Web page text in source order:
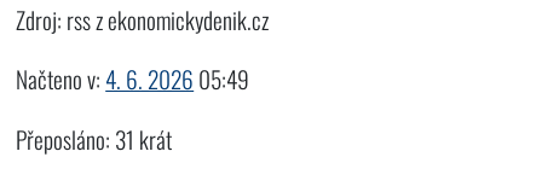
Zdroj: rss z ekonomickydenik.cz
Načteno v: 4. 6. 2026 05:49
Přeposláno: 31 krát